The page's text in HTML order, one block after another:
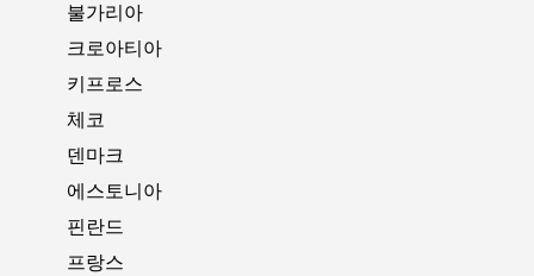
불가리아
크로아티아
키프로스
체코
덴마크
에스토니아
핀란드
프랑스